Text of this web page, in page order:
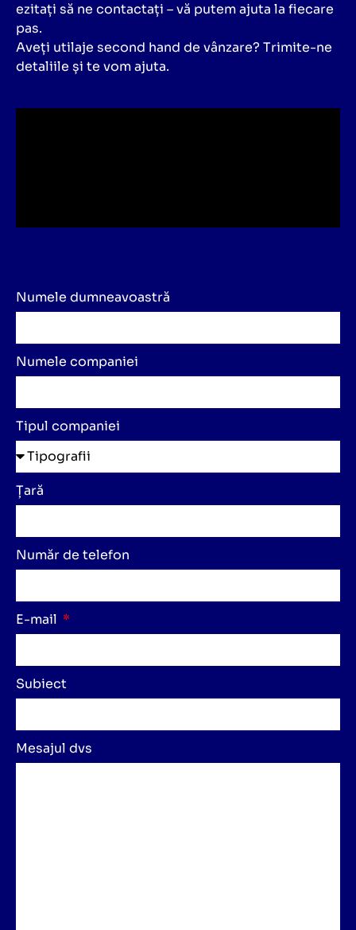
ezitați să ne contactați – vă putem ajuta la fiecare
pas.
Aveți utilaje second hand de vânzare? Trimite-ne
detaliile și te vom ajuta.
Numele dumneavoastră
Numele companiei
Tipul companiei
Țară
Număr de telefon
E-mail
Subiect
Mesajul dvs